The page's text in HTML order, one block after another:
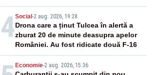
4Social -2 aug. 2026, 19:28
Drona care a ținut Tulcea în alertă a
zburat 20 de minute deasupra apelor
României. Au fost ridicate două F-16
Economie-2 aug. 2026, 15:36